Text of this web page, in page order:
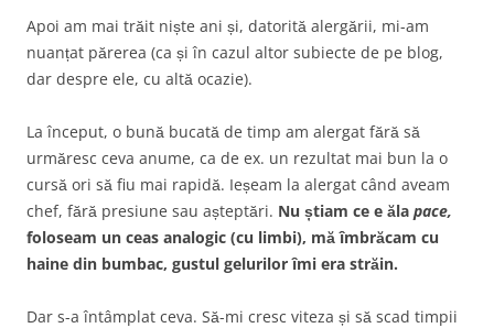
Apoi am mai trăit niște ani și, datorită alergării, mi-am
nuanțat părerea (ca și în cazul altor subiecte de pe blog,
dar despre ele, cu altă ocazie).
La început, o bună bucată de timp am alergat fără să
urmăresc ceva anume, ca de ex. un rezultat mai bun la o
cursă ori să fiu mai rapidă. Ieșeam la alergat când aveam
chef, fără presiune sau așteptări. Nu știam ce e ăla pace,
foloseam un ceas analogic (cu limbi), mă îmbrăcam cu
haine din bumbac, gustul gelurilor îmi era străin.
Dar s-a întâmplat ceva. Să-mi cresc viteza și să scad timpii